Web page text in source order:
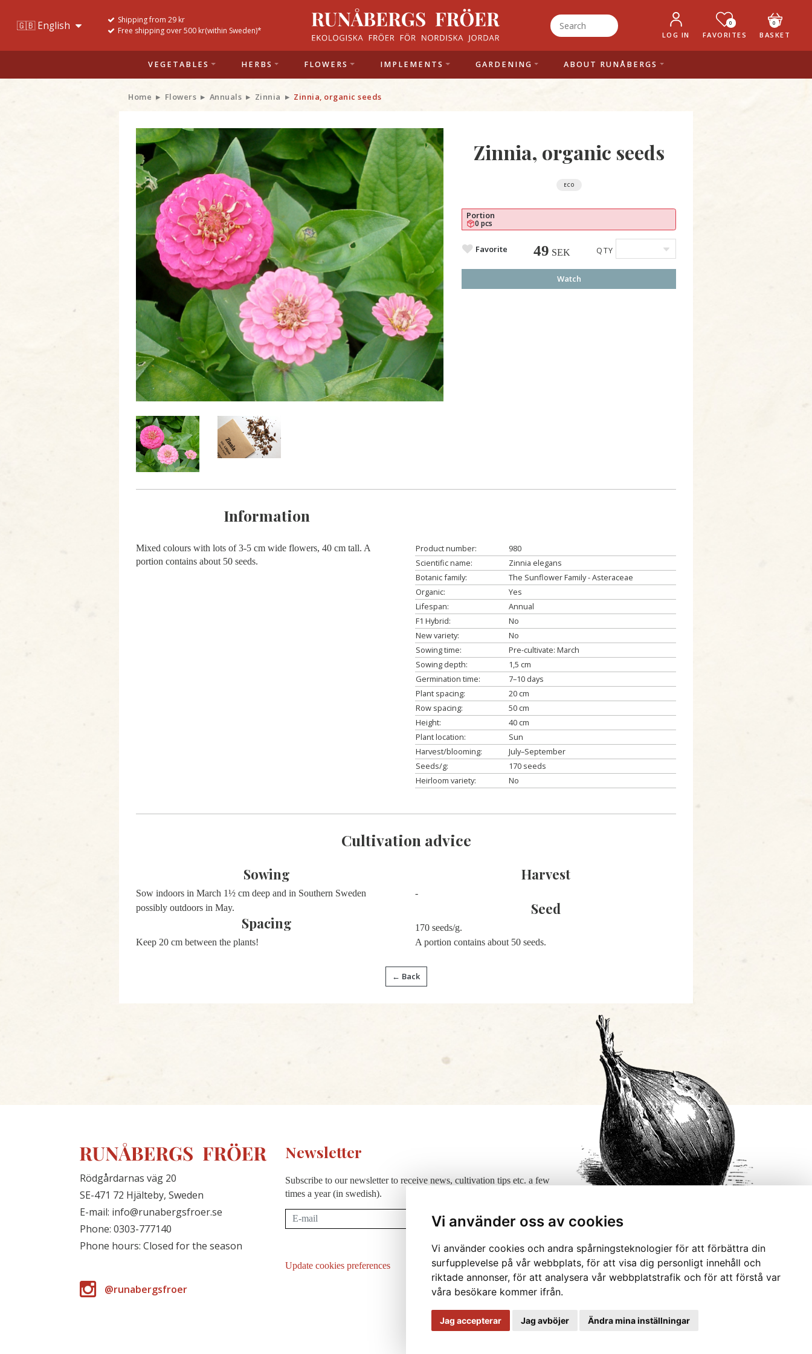
Vi använder oss av cookies
Vi använder cookies och andra spårningsteknologier för att förbättra din
surfupplevelse på vår webbplats, för att visa dig personligt innehåll och
riktade annonser, för att analysera vår webbplatstrafik och för att förstå var
våra besökare kommer ifrån.
Jag accepterar Jag avböjer Ändra mina inställningar
Shipping from 29 kr
Free shipping over 500 kr(within Sweden)*
LOG IN
0
FAVORITES
0
BASKET
VEGETABLES HERBS FLOWERS IMPLEMENTS GARDENING ABOUT RUNÅBERGS
Home Flowers Annuals Zinnia Zinnia, organic seeds
Zinnia, organic seeds
ECO
Portion
0 pcs
Favorite 49 SEK QTY
Watch
Information
Mixed colours with lots of 3-5 cm wide flowers, 40 cm tall. A
portion contains about 50 seeds.
Product number:
980
Scientific name:
Zinnia elegans
Botanic family:
The Sunflower Family - Asteraceae
Organic:
Yes
Lifespan:
Annual
F1 Hybrid:
No
New variety:
No
Sowing time:
Pre-cultivate: March
Sowing depth:
1,5 cm
Germination time:
7–10 days
Plant spacing:
20 cm
Row spacing:
50 cm
Height:
40 cm
Plant location:
Sun
Harvest/blooming:
July–September
Seeds/g:
170 seeds
Heirloom variety:
No
Cultivation advice
Sowing
Sow indoors in March 1½ cm deep and in Southern Sweden
possibly outdoors in May.
Spacing
Keep 20 cm between the plants!
Harvest
-
Seed
170 seeds/g.
A portion contains about 50 seeds.
← Back
Rödgårdarnas väg 20
SE-471 72 Hjälteby, Sweden
E-mail: info@runabergsfroer.se
Phone: 0303-777140
Phone hours: Closed for the season
@runabergsfroer
Newsletter
Subscribe to our newsletter to receive news, cultivation tips etc. a few
times a year (in swedish).
Subscribe
Update cookies preferences